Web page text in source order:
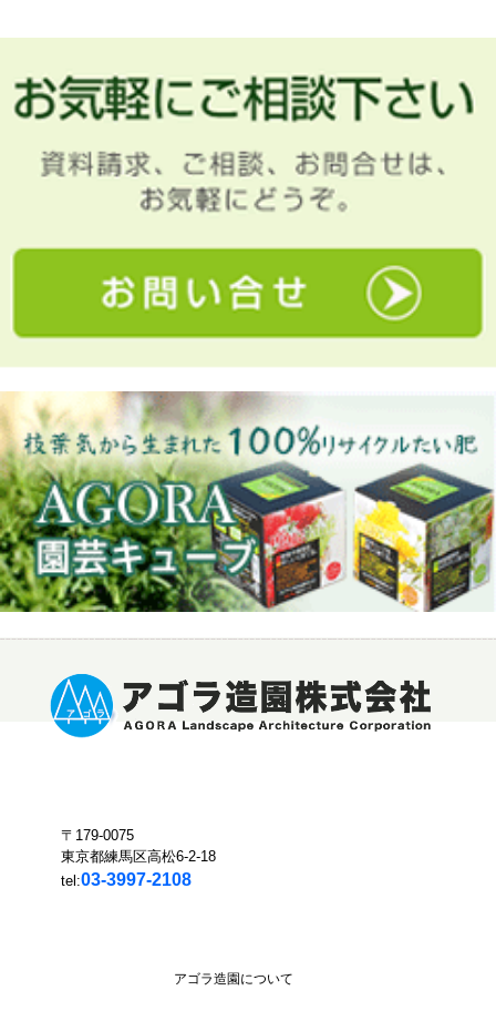
〒179-0075
東京都練馬区高松6-2-18
tel:03-3997-2108
アゴラ造園について